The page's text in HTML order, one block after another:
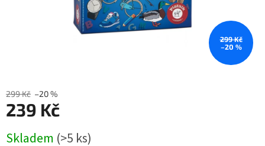
299 Kč
–20 %
299 Kč –20 %
239 Kč
cena:
Skladem (>5 ks)